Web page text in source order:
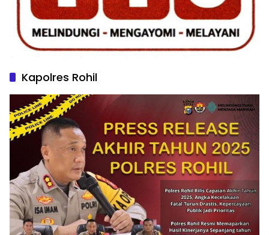
Kapolres Rohil